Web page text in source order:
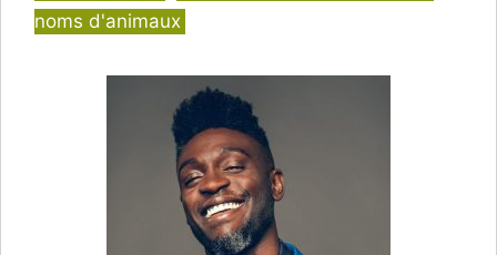
noms d'animaux